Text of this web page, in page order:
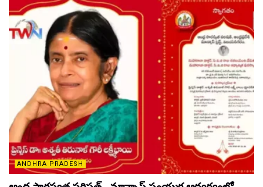
ANDHRA PRADESH